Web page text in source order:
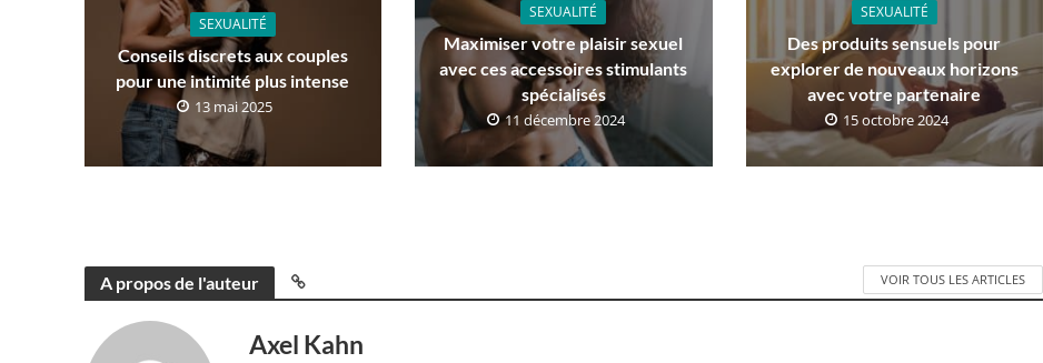
SEXUALITÉ
Conseils discrets aux couples
pour une intimité plus intense
13 mai 2025
SEXUALITÉ
Maximiser votre plaisir sexuel
avec ces accessoires stimulants
spécialisés
11 décembre 2024
SEXUALITÉ
Des produits sensuels pour
explorer de nouveaux horizons
avec votre partenaire
15 octobre 2024
A propos de l'auteur VOIR TOUS LES ARTICLES
Axel Kahn